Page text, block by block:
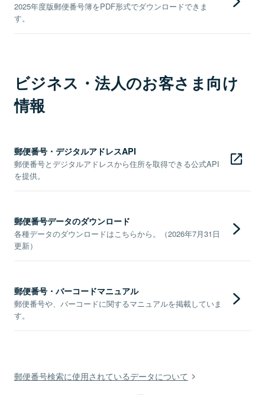
2025年度版郵便番号簿をPDF形式でダウンロードできま
す。
ビジネス・法人のお客さま向け
情報
郵便番号・デジタルアドレスAPI
郵便番号とデジタルアドレスから住所を取得できる公式API
を提供。
郵便番号データのダウンロード
各種データのダウンロードはこちらから。（2026年7月31日
更新）
郵便番号・バーコードマニュアル
郵便番号や、バーコードに関するマニュアルを掲載していま
す。
郵便番号検索に使用されているデータについて